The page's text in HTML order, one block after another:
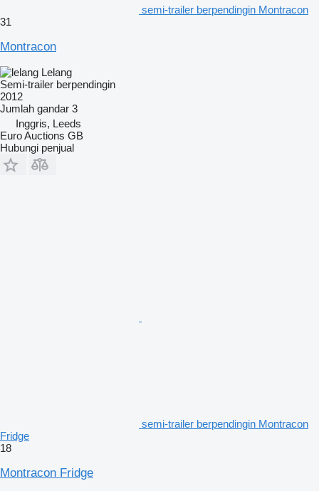
semi-trailer berpendingin Montracon
31
Montracon
Lelang
Semi-trailer berpendingin
2012
Jumlah gandar 3
Inggris, Leeds
Euro Auctions GB
Hubungi penjual
semi-trailer berpendingin Montracon
Fridge
18
Montracon Fridge